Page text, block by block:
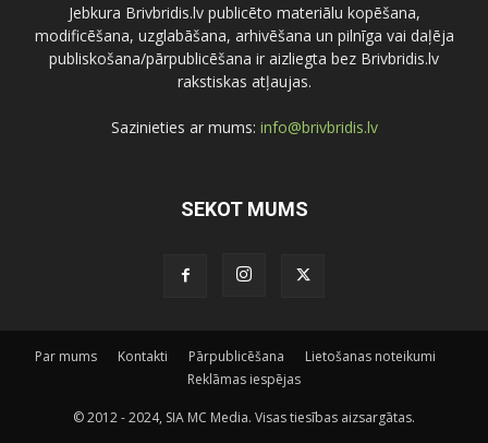
Jebkura Brivbridis.lv publicēto materiālu kopēšana,
modificēšana, uzglabāšana, arhivēšana un pilnīga vai daļēja
publiskošana/pārpublicēšana ir aizliegta bez Brivbridis.lv
rakstiskas atļaujas.
Sazinieties ar mums: info@brivbridis.lv
SEKOT MUMS
Par mums Kontakti Pārpublicēšana
Lietošanas noteikumi
Reklāmas iespējas
© 2012 - 2024, SIA MC Media. Visas tiesības aizsargātas.